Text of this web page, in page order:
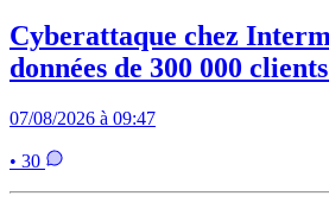
Cyberattaque chez
données de 300 000
07/08/2026 à 09:47
• 30